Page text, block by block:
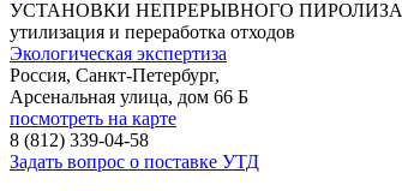
УСТАНОВКИ НЕПРЕРЫВНОГО ПИРОЛИЗА
утилизация и переработка отходов
Экологическая экспертиза
Россия, Санкт-Петербург,
Арсенальная улица, дом 66 Б
посмотреть на карте
8 (812) 339-04-58
Задать вопрос о поставке УТД